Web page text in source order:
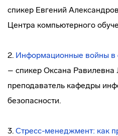
спикер Евгений
Центра компьютерного
2. Информационные войны в
– спикер Оксана Равилевна
преподаватель кафедры
безопасности.
3. Стресс-менеджмент: как